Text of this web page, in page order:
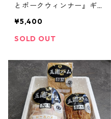
とポークウィンナー』ギフ
¥5,400
SOLD OUT